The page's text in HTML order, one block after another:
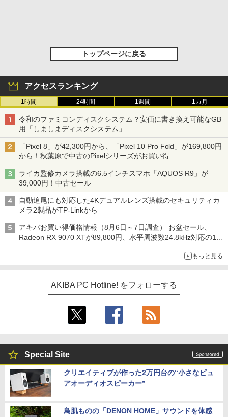
トップページに戻る
アクセスランキング
1時間 24時間 1週間 1カ月
令和のファミコンディスクシステム？安価に書き換え可能なGB
用「しましまディスクシステム」
「Pixel 8」が42,300円から、「Pixel 10 Pro Fold」が169,800円
から！秋葉原で中古のPixelシリーズがお買い得
ライカ監修カメラ搭載の6.5インチスマホ「AQUOS R9」が
39,000円！中古セール
自動追尾にも対応した4Kデュアルレンズ搭載のセキュリティカ
メラ2製品がTP-Linkから
アキバお買い得価格情報（8月6日～7日調査） お盆セール、
Radeon RX 9070 XTが89,800円、水平周波数24.8kHz対応の17
もっと見る
AKIBA PC Hotline! をフォローする
Special Site
クリエイティブが作った2万円台の“小さなピュ
アオーディオスピーカー”
鳥肌ものの「DENON HOME」サウンドを体感